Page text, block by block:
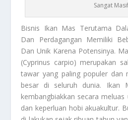
Sangat
Bisnis Ikan Mas Terutama
Dan Perdagangan Memiliki
Dan Unik Karena Potensinya.
(Cyprinus carpio) merupakan
tawar yang paling populer dan
besar di seluruh dunia. Ikan
kembangbiakkan secara
dan keperluan hobi akuakultur.